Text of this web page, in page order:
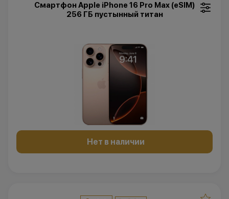
Смартфон Apple iPhone 16 Pro Max (eSIM)
256 ГБ пустынный титан
Нет в наличии